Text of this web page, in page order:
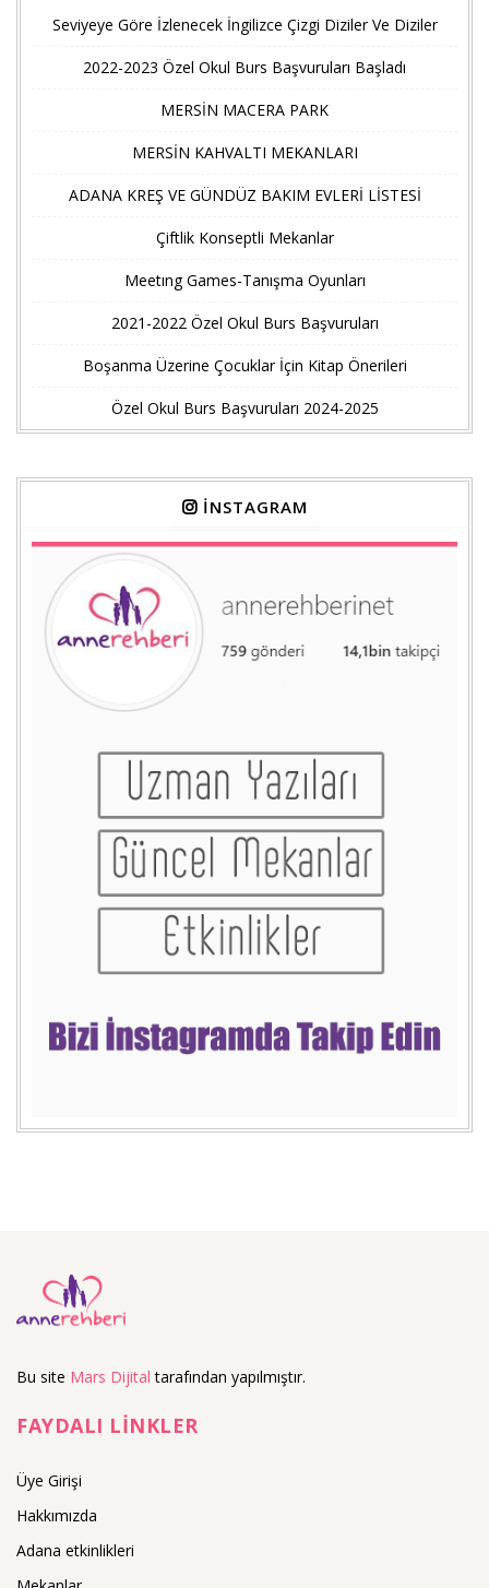
Seviyeye Göre İzlenecek İngilizce Çizgi Diziler Ve Diziler
2022-2023 Özel Okul Burs Başvuruları Başladı
MERSİN MACERA PARK
MERSİN KAHVALTI MEKANLARI
ADANA KREŞ VE GÜNDÜZ BAKIM EVLERİ LİSTESİ
Çiftlik Konseptli Mekanlar
Meetıng Games-Tanışma Oyunları
2021-2022 Özel Okul Burs Başvuruları
Boşanma Üzerine Çocuklar İçin Kitap Önerileri
Özel Okul Burs Başvuruları 2024-2025
İNSTAGRAM
Bu site Mars Dijital tarafından yapılmıştır.
FAYDALI LİNKLER
Üye Girişi
Hakkımızda
Adana etkinlikleri